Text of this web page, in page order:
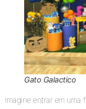
Gato Galactico
Imagine entrar em uma